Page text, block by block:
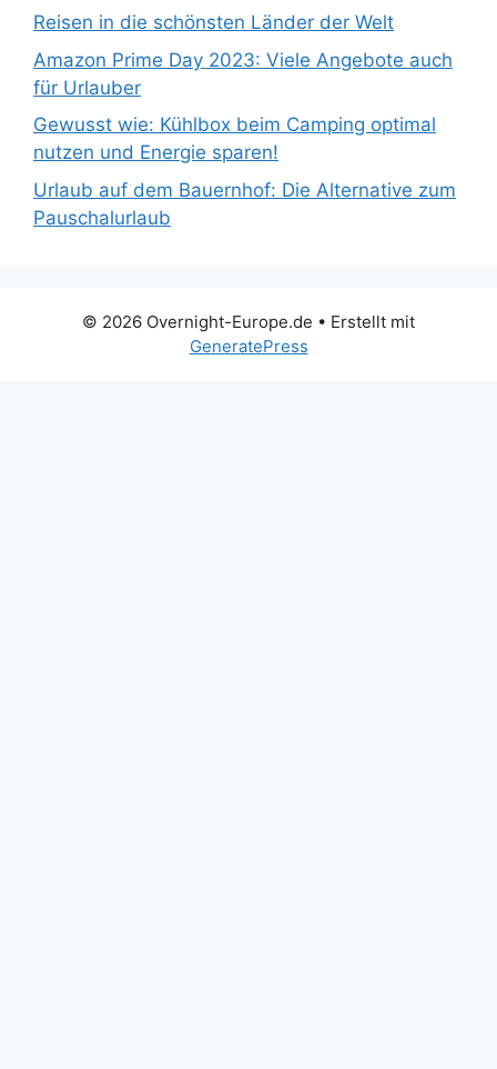
Reisen in die schönsten Länder der Welt
Amazon Prime Day 2023: Viele Angebote auch
für Urlauber
Gewusst wie: Kühlbox beim Camping optimal
nutzen und Energie sparen!
Urlaub auf dem Bauernhof: Die Alternative zum
Pauschalurlaub
© 2026 Overnight-Europe.de • Erstellt mit
GeneratePress